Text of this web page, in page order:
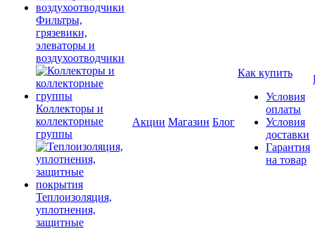
Фильтры,
грязевики,
элеваторы и
воздухоотводчики
Коллекторы и
коллекторные
группы
Теплоизоляция,
уплотнения,
защитные
Акции Магазин Блог
Как купить
Условия
оплаты
Условия
доставки
Гарантия
на товар